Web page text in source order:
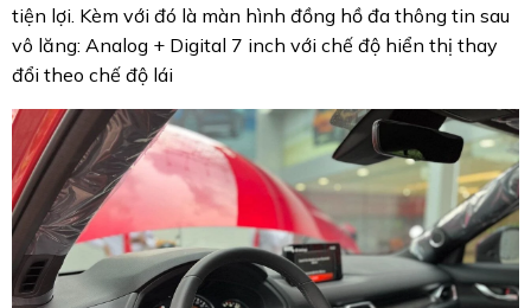
tiện lợi. Kèm với đó là màn hình đồng hồ đa thông tin sau
vô lăng: Analog + Digital 7 inch với chế độ hiển thị thay
đổi theo chế độ lái